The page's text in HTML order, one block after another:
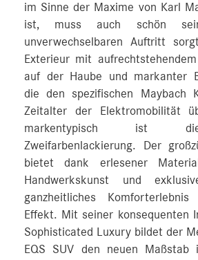
im Sinne der Maxime von Karl
ist, muss auch schön
unverwechselbaren Auftritt
Exterieur mit
auf der Haube und markanter
die den spezifischen Maybach
Zeitalter der Elektromobilität
markentypisch ist
Zweifarbenlackierung. Der
bietet dank erlesener
Handwerkskunst und
ganzheitliches
Effekt. Mit seiner konsequenten
Sophisticated Luxury bildet der
EQS SUV den neuen